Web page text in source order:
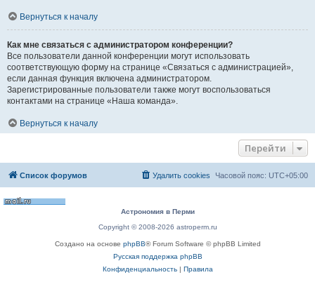
Вернуться к началу
Как мне связаться с администратором конференции?
Все пользователи данной конференции могут использовать
соответствующую форму на странице «Связаться с администрацией»,
если данная функция включена администратором.
Зарегистрированные пользователи также могут воспользоваться
контактами на странице «Наша команда».
Вернуться к началу
Перейти
Список форумов Часовой пояс: UTC+05:00
Удалить cookies
Астрономия в Перми
Copyright © 2008-2026 astroperm.ru
Создано на основе phpBB® Forum Software © phpBB Limited
Русская поддержка phpBB
Конфиденциальность| Правила